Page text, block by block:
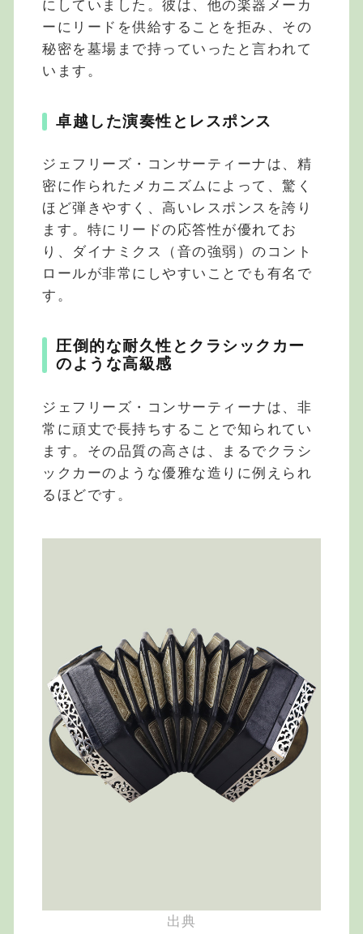
にしていました。彼は、他の楽器メーカ
ーにリードを供給することを拒み、その
秘密を墓場まで持っていったと言われて
います。
卓越した演奏性とレスポンス
ジェフリーズ・コンサーティーナは、精
密に作られたメカニズムによって、驚く
ほど弾きやすく、高いレスポンスを誇り
ます。特にリードの応答性が優れてお
り、ダイナミクス（音の強弱）のコント
ロールが非常にしやすいことでも有名で
す。
圧倒的な耐久性とクラシックカー
のような高級感
ジェフリーズ・コンサーティーナは、非
常に頑丈で長持ちすることで知られてい
ます。その品質の高さは、まるでクラシ
ックカーのような優雅な造りに例えられ
るほどです。
出典